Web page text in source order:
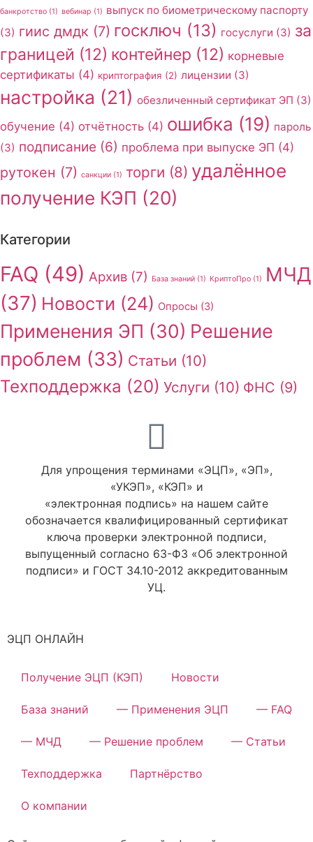
банкротство (1) вебинар (1) выпуск по биометрическому паспорту
(3) гиис дмдк (7) госключ (13) госуслуги (3) за
границей (12) контейнер (12) корневые
сертификаты (4) криптография (2) лицензии (3)
настройка (21) обезличенный сертификат ЭП (3)
обучение (4) отчётность (4) ошибка (19) пароль
(3) подписание (6) проблема при выпуске ЭП (4)
рутокен (7) санкции (1) торги (8) удалённое
получение КЭП (20)
Категории
FAQ (49) Архив (7) База знаний (1) КриптоПро (1)
МЧД
(37) Новости (24) Опросы (3)
Применения ЭП (30) Решение
проблем (33) Статьи (10)
Техподдержка (20) Услуги (10) ФНС (9)
Для упрощения терминами «ЭЦП», «ЭП»,
«УКЭП», «КЭП» и
«электронная подпись» на нашем сайте
обозначается квалифицированный сертификат
ключа проверки электронной подписи,
выпущенный согласно 63-ФЗ «Об электронной
подписи» и ГОСТ 34.10-2012 аккредитованным
УЦ.
ЭЦП ОНЛАЙН
Получение ЭЦП (КЭП) Новости
База знаний — Применения ЭЦП — FAQ
— МЧД — Решение проблем — Статьи
Техподдержка Партнёрство
О компании